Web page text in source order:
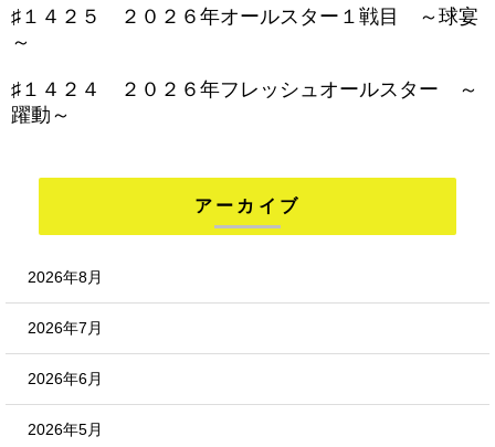
♯１４２５ ２０２６年オールスター１戦目 ～球宴
～
♯１４２４ ２０２６年フレッシュオールスター ～
躍動～
アーカイブ
2026年8月
2026年7月
2026年6月
2026年5月